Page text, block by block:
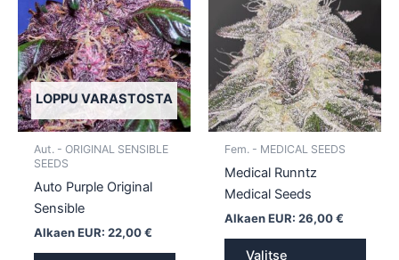
LOPPU VARASTOSTA
Aut. - ORIGINAL SENSIBLE
SEEDS
Auto Purple Original
Sensible
Alkaen EUR: 22,00€
on
useampi
muunnelma.
Voit
tehdä
valinnat
Fem. - MEDICAL SEEDS
Medical Runntz
Medical Seeds
Alkaen EUR: 26,00€
Valitse
Voit
tehdä